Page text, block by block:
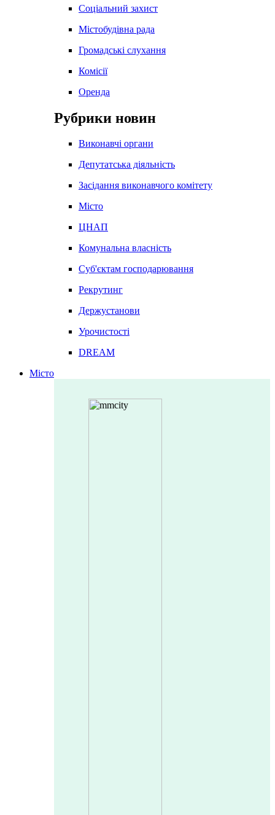
Соціальний захист
Містобудівна рада
Громадські слухання
Комісії
Оренда
Рубрики новин
Виконавчі органи
Депутатська діяльність
Засідання виконавчого комітету
Місто
ЦНАП
Комунальна власність
Суб'єктам господарювання
Рекрутинг
Держустанови
Урочистості
DREAM
Місто